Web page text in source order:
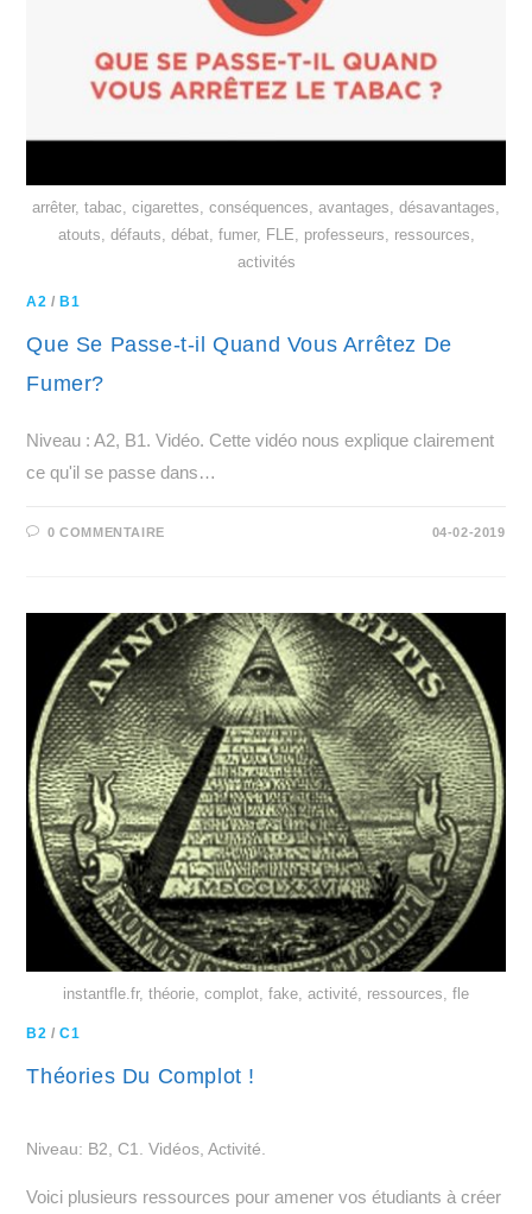
arrêter, tabac, cigarettes, conséquences, avantages, désavantages,
atouts, défauts, débat, fumer, FLE, professeurs, ressources,
activités
A2 /B1
Que Se Passe-t-il Quand Vous Arrêtez De
Fumer?
Niveau : A2, B1. Vidéo. Cette vidéo nous explique clairement
ce qu'il se passe dans…
0 COMMENTAIRE 04-02-2019
instantfle.fr, théorie, complot, fake, activité, ressources, fle
B2 /C1
Théories Du Complot !
Niveau: B2, C1. Vidéos, Activité.
Voici plusieurs ressources pour amener vos étudiants à créer